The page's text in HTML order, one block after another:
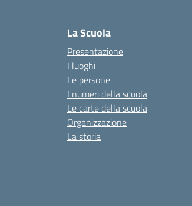
La Scuola
Presentazione
I luoghi
Le persone
I numeri della scuola
Le carte della scuola
Organizzazione
La storia